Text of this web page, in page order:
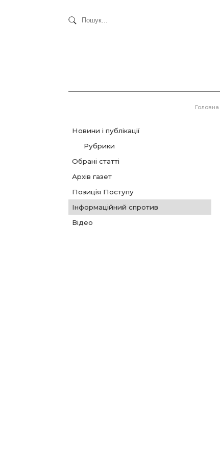
Головна
Новини і публікації
Рубрики
Обрані статті
Архів газет
Позиція Поступу
Інформаційний спротив
Відео